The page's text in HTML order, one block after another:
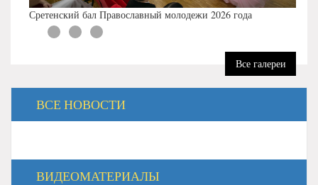
Сретенский бал Православный молодежи 2026 года
Все галереи
ВСЕ НОВОСТИ
ВИДЕОМАТЕРИАЛЫ